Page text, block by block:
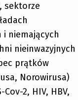
sektorze
niemających
nieinwazyjnych
prątków
Norowirusa)
2, HIV, HBV,